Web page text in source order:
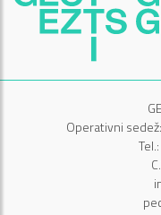
Operativni